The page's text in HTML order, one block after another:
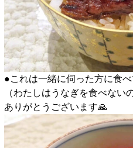
●これは一緒に伺った方に食
（わたしはうなぎを食べない
ありがとうございます🙏